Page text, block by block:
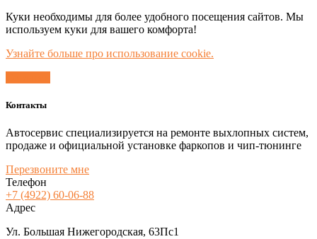
Куки необходимы для более удобного посещения сайтов. Мы
используем куки для вашего комфорта!
Узнайте больше про использование cookie.
Контакты
Автосервис специализируется на ремонте выхлопных систем,
продаже и официальной установке фаркопов и чип-тюнинге
Перезвоните мне
Телефон
+7 (4922) 60-06-88
Адрес
Ул. Большая Нижегородская, 63Пс1